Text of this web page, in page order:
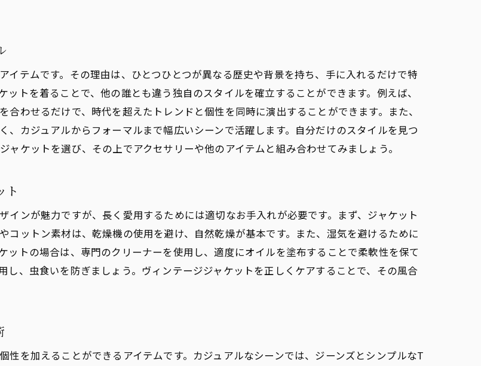
ヴィンテージジャケットの選び方
ャケットで演出するロマンティックスタイル
に映えるヴィンテージジャケットの活用術
ャケットで華やかさをプラスするアクセント
のためのヴィンテージジャケットの提案
ャケットと共に過ごす特別な一日
ケットの状態をチェックするコツ
ィンテージジャケットのサイズ選び
ャケットの本物と偽物の見分け方
テージジャケットの見極め方
ャケット購入時の注意点とアドバイス
イテムです。その理由は、ひとつひとつが異なる歴史や背景を持ち、手に入れるだけで特
トを着ることで、他の誰とも違う独自のスタイルを確立することができます。例えば、
わせるだけで、時代を超えたトレンドと個性を同時に演出することができます。また、
、カジュアルからフォーマルまで幅広いシーンで活躍します。自分だけのスタイルを見つ
ケットを選び、その上でアクセサリーや他のアイテムと組み合わせてみましょう。
ト
ンが魅力ですが、長く愛用するためには適切なお手入れが必要です。まず、ジャケット
コットン素材は、乾燥機の使用を避け、自然乾燥が基本です。また、湿気を避けるために
トの場合は、専門のクリーナーを使用し、適度にオイルを塗布することで柔軟性を保て
し、虫食いを防ぎましょう。ヴィンテージジャケットを正しくケアすることで、その風合
性を加えることができるアイテムです。カジュアルなシーンでは、ジーンズとシンプルなT